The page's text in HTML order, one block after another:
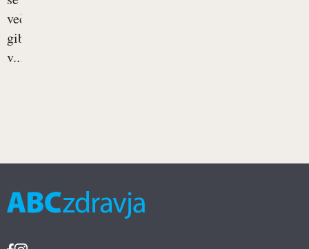
več
gibamo
v...